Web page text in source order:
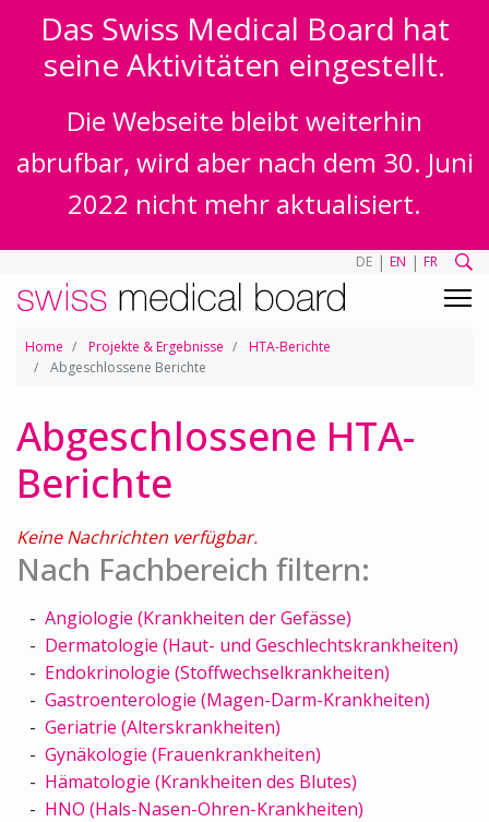
Das Swiss Medical Board hat
seine Aktivitäten eingestellt.
Die Webseite bleibt weiterhin
abrufbar, wird aber nach dem 30. Juni
2022 nicht mehr aktualisiert.
DE | EN | FR
Home Projekte & Ergebnisse
HTA-Berichte
Abgeschlossene Berichte
Abgeschlossene HTA-
Berichte
Keine Nachrichten verfügbar.
Nach Fachbereich filtern:
Angiologie (Krankheiten der Gefässe)
Dermatologie (Haut- und Geschlechtskrankheiten)
Endokrinologie (Stoffwechselkrankheiten)
Gastroenterologie (Magen-Darm-Krankheiten)
Geriatrie (Alterskrankheiten)
Gynäkologie (Frauenkrankheiten)
Hämatologie (Krankheiten des Blutes)
HNO (Hals-Nasen-Ohren-Krankheiten)